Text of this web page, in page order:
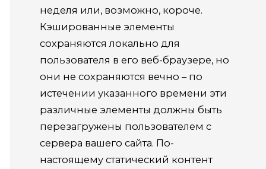
неделя или, возможно, короче.
Кэшированные элементы
сохраняются локально для
пользователя в его веб-браузере, но
они не сохраняются вечно – по
истечении указанного времени эти
различные элементы должны быть
перезагружены пользователем с
сервера вашего сайта. По-
настоящему статический контент